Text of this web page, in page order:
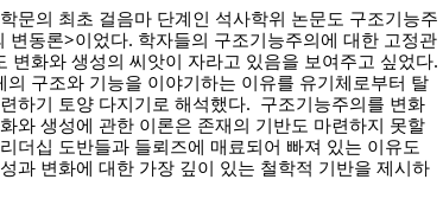
문의 최초 걸음마 단계인 석사학위 논문도 구조기능주
변동론>이었다. 학자들의 구조기능주의에 대한 고정관
변화와 생성의 씨앗이 자라고 있음을 보여주고 싶었다.
구조와 기능을 이야기하는 이유를 유기체로부터 탈
하기 토양 다지기로 해석했다.  구조기능주의를 변화
와 생성에 관한 이론은 존재의 기반도 마련하지 못할
더십 도반들과 들뢰즈에 매료되어 빠져 있는 이유도
과 변화에 대한 가장 깊이 있는 철학적 기반을 제시하